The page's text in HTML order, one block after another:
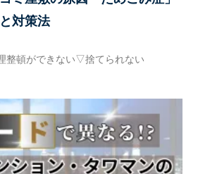
対策法
整頓ができない▽捨てられない